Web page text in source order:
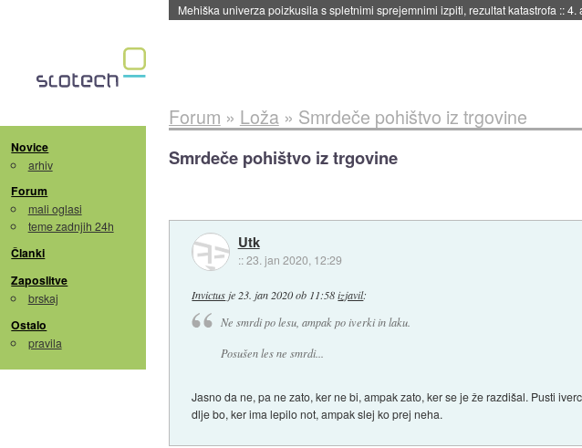
Mehiška univerza poizkusila s spletnimi sprejemnimi izpiti, rezultat katastrofa ::4.
Novice
arhiv
Forum
mali oglasi
teme zadnjih 24h
Članki
Zaposlitve
brskaj
Ostalo
pravila
Forum » Loža» Smrdeče pohištvo iz trgovine
Smrdeče pohištvo iz trgovine
Utk
::23. jan 2020, 12:29
Invictus je 23. jan 2020 ob 11:58 izjavil:
Ne smrdi po lesu, ampak po iverki in laku.
Posušen les ne smrdi...
Jasno da ne, pa ne zato, ker ne bi, ampak zato, ker se je že razdišal. Pusti
dlje bo, ker ima lepilo not, ampak slej ko prej neha.